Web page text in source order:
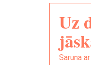
Uz
Saruna